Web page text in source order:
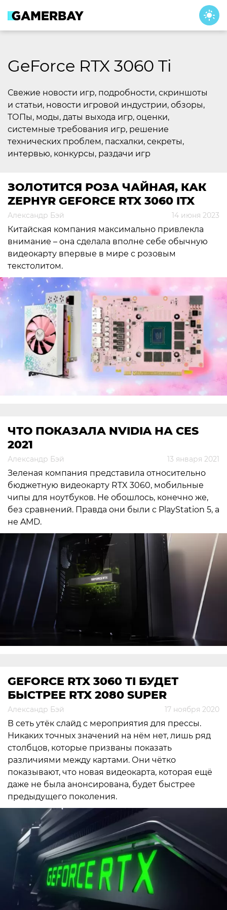
content
GeForce RTX 3060 Ti
Свежие новости игр, подробности, скриншоты
и статьи, новости игровой индустрии, обзоры,
ТОПы, моды, даты выхода игр, оценки,
системные требования игр, решение
технических проблем, пасхалки, секреты,
интервью, конкурсы, раздачи игр
ЗОЛОТИТСЯ РОЗА ЧАЙНАЯ, КАК
ZEPHYR GEFORCE RTX 3060 ITX
Александр Бэй 14 июня 2023
Китайская компания максимально привлекла
внимание – она сделала вполне себе обычную
видеокарту впервые в мире с розовым
текстолитом.
ЧТО ПОКАЗАЛА NVIDIA НА CES
2021
Александр Бэй 13 января 2021
Зеленая компания представила относительно
бюджетную видеокарту RTX 3060, мобильные
чипы для ноутбуков. Не обошлось, конечно же,
без сравнений. Правда они были с PlayStation 5, а
не AMD.
GEFORCE RTX 3060 TI БУДЕТ
БЫСТРЕЕ RTX 2080 SUPER
Александр Бэй 17 ноября 2020
В сеть утёк слайд с мероприятия для прессы.
Никаких точных значений на нём нет, лишь ряд
столбцов, которые призваны показать
различиями между картами. Они чётко
показывают, что новая видеокарта, которая ещё
даже не была анонсирована, будет быстрее
предыдущего поколения.